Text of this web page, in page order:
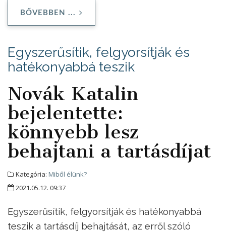
BŐVEBBEN ...
Egyszerűsítik, felgyorsítják és
hatékonyabbá teszik
Novák Katalin
bejelentette:
könnyebb lesz
behajtani a tartásdíjat
Kategória: Miből élünk?
2021.05.12. 09:37
Egyszerűsítik, felgyorsítják és hatékonyabbá
teszik a tartásdíj behajtását, az erről szóló